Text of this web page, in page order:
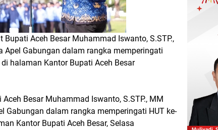
Bupati Aceh Besar Muhammad Iswanto, S.STP.,
Apel Gabungan dalam rangka memperingati
halaman Kantor Bupati Aceh Besar
Aceh Besar Muhammad Iswanto, S.STP., MM
Gabungan dalam rangka memperingati HUT ke-
Kantor Bupati Aceh Besar, Selasa